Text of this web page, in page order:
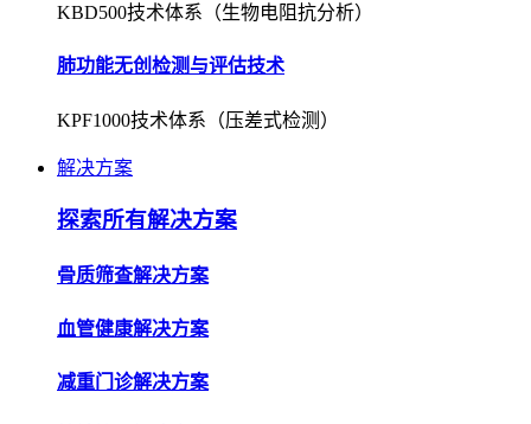
KBD500技术体系（生物电阻抗分析）
肺功能无创检测与评估技术
KPF1000技术体系（压差式检测）
解决方案
探索所有解决方案
骨质筛查解决方案
血管健康解决方案
减重门诊解决方案